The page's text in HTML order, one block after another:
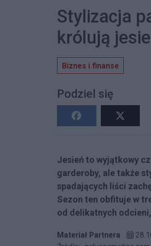
Stylizacja
królują
Biznes i finanse
Podziel się
Jesień to wyjątkowy
garderoby, ale także
spadających liści
Sezon ten obfituje w
od delikatnych
Materiał Partnera